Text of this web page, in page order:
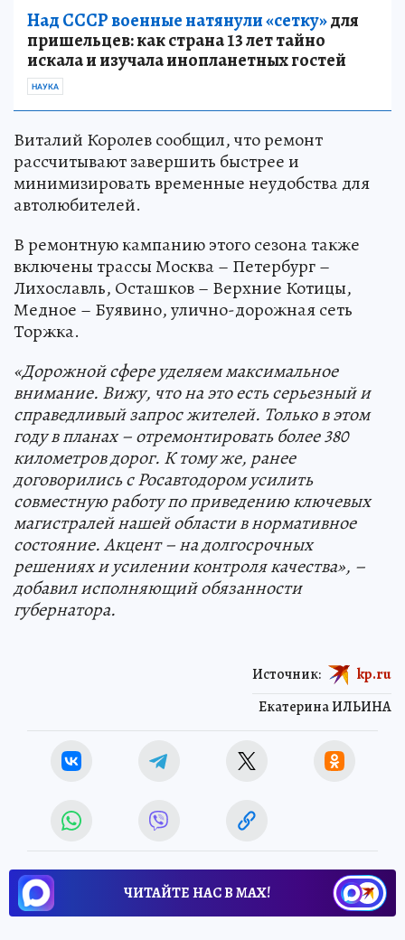
Над СССР военные натянули «сетку»для
пришельцев: как страна 13 лет тайно
искала и изучала инопланетных гостей
НАУКА
Виталий Королев сообщил, что ремонт
рассчитывают завершить быстрее и
минимизировать временные неудобства для
автолюбителей.
В ремонтную кампанию этого сезона также
включены трассы Москва – Петербург –
Лихославль, Осташков – Верхние Котицы,
Медное – Буявино, улично-дорожная сеть
Торжка.
«Дорожной сфере уделяем максимальное
внимание. Вижу, что на это есть серьезный и
справедливый запрос жителей. Только в этом
году в планах – отремонтировать более 380
километров дорог. К тому же, ранее
договорились с Росавтодором усилить
совместную работу по приведению ключевых
магистралей нашей области в нормативное
состояние. Акцент – на долгосрочных
решениях и усилении контроля качества», –
добавил исполняющий обязанности
губернатора.
Екатерина ИЛЬИНА
Источник: kp.ru
ЧИТАЙТЕ НАС В МАХ!